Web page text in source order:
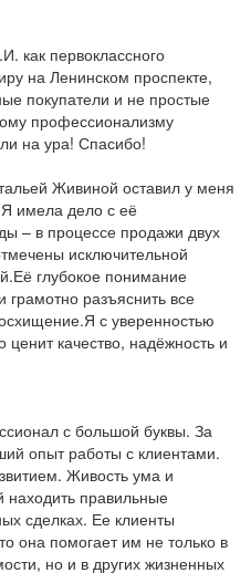
как первоклассного
на Ленинском проспекте,
покупатели и не простые
профессионализму
на ура! Спасибо!
Живиной оставил у меня
имела дело с её
– в процессе продажи двух
исключительной
глубокое понимание
разъяснить все
с уверенностью
качество, надёжность и
с большой буквы. За
опыт работы с клиентами.
Живость ума и
правильные
сделках. Ее клиенты
она помогает им не только в
но и в других жизненных